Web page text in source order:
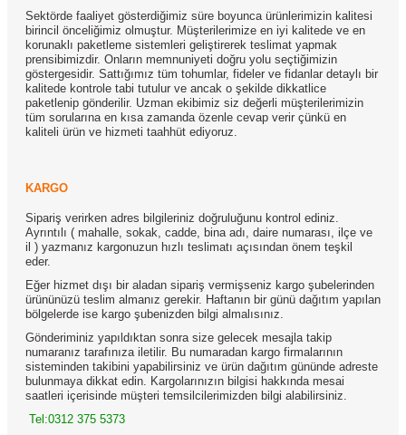
Sektörde faaliyet gösterdiğimiz süre boyunca ürünlerimizin kalitesi
birincil önceliğimiz olmuştur. Müşterilerimize en iyi kalitede ve en
korunaklı paketleme sistemleri geliştirerek teslimat yapmak
prensibimizdir. Onların memnuniyeti doğru yolu seçtiğimizin
göstergesidir. Sattığımız tüm tohumlar, fideler ve fidanlar detaylı bir
kalitede kontrole tabi tutulur ve ancak o şekilde dikkatlice
paketlenip gönderilir. Uzman ekibimiz siz değerli müşterilerimizin
tüm sorularına en kısa zamanda özenle cevap verir çünkü en
kaliteli ürün ve hizmeti taahhüt ediyoruz.
KARGO
Sipariş verirken adres bilgileriniz doğruluğunu kontrol ediniz.
Ayrıntılı ( mahalle, sokak, cadde, bina adı, daire numarası, ilçe ve
il ) yazmanız kargonuzun hızlı teslimatı açısından önem teşkil
eder.
Eğer hizmet dışı bir aladan sipariş vermişseniz kargo şubelerinden
ürününüzü teslim almanız gerekir. Haftanın bir günü dağıtım yapılan
bölgelerde ise kargo şubenizden bilgi almalısınız.
Gönderiminiz yapıldıktan sonra size gelecek mesajla takip
numaranız tarafınıza iletilir. Bu numaradan kargo firmalarının
sisteminden takibini yapabilirsiniz ve ürün dağıtım gününde adreste
bulunmaya dikkat edin. Kargolarınızın bilgisi hakkında mesai
saatleri içerisinde müşteri temsilcilerimizden bilgi alabilirsiniz.
Tel:0312 375 5373